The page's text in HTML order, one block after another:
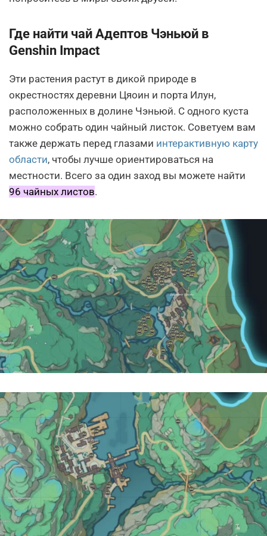
Где найти чай Адептов Чэньюй в
Genshin Impact
Эти растения растут в дикой природе в
окрестностях деревни Цяоин и порта Илун,
расположенных в долине Чэньюй. С одного куста
можно собрать один чайный листок. Советуем вам
также держать перед глазами интерактивную карту
области, чтобы лучше ориентироваться на
местности. Всего за один заход вы можете найти
96 чайных листов.